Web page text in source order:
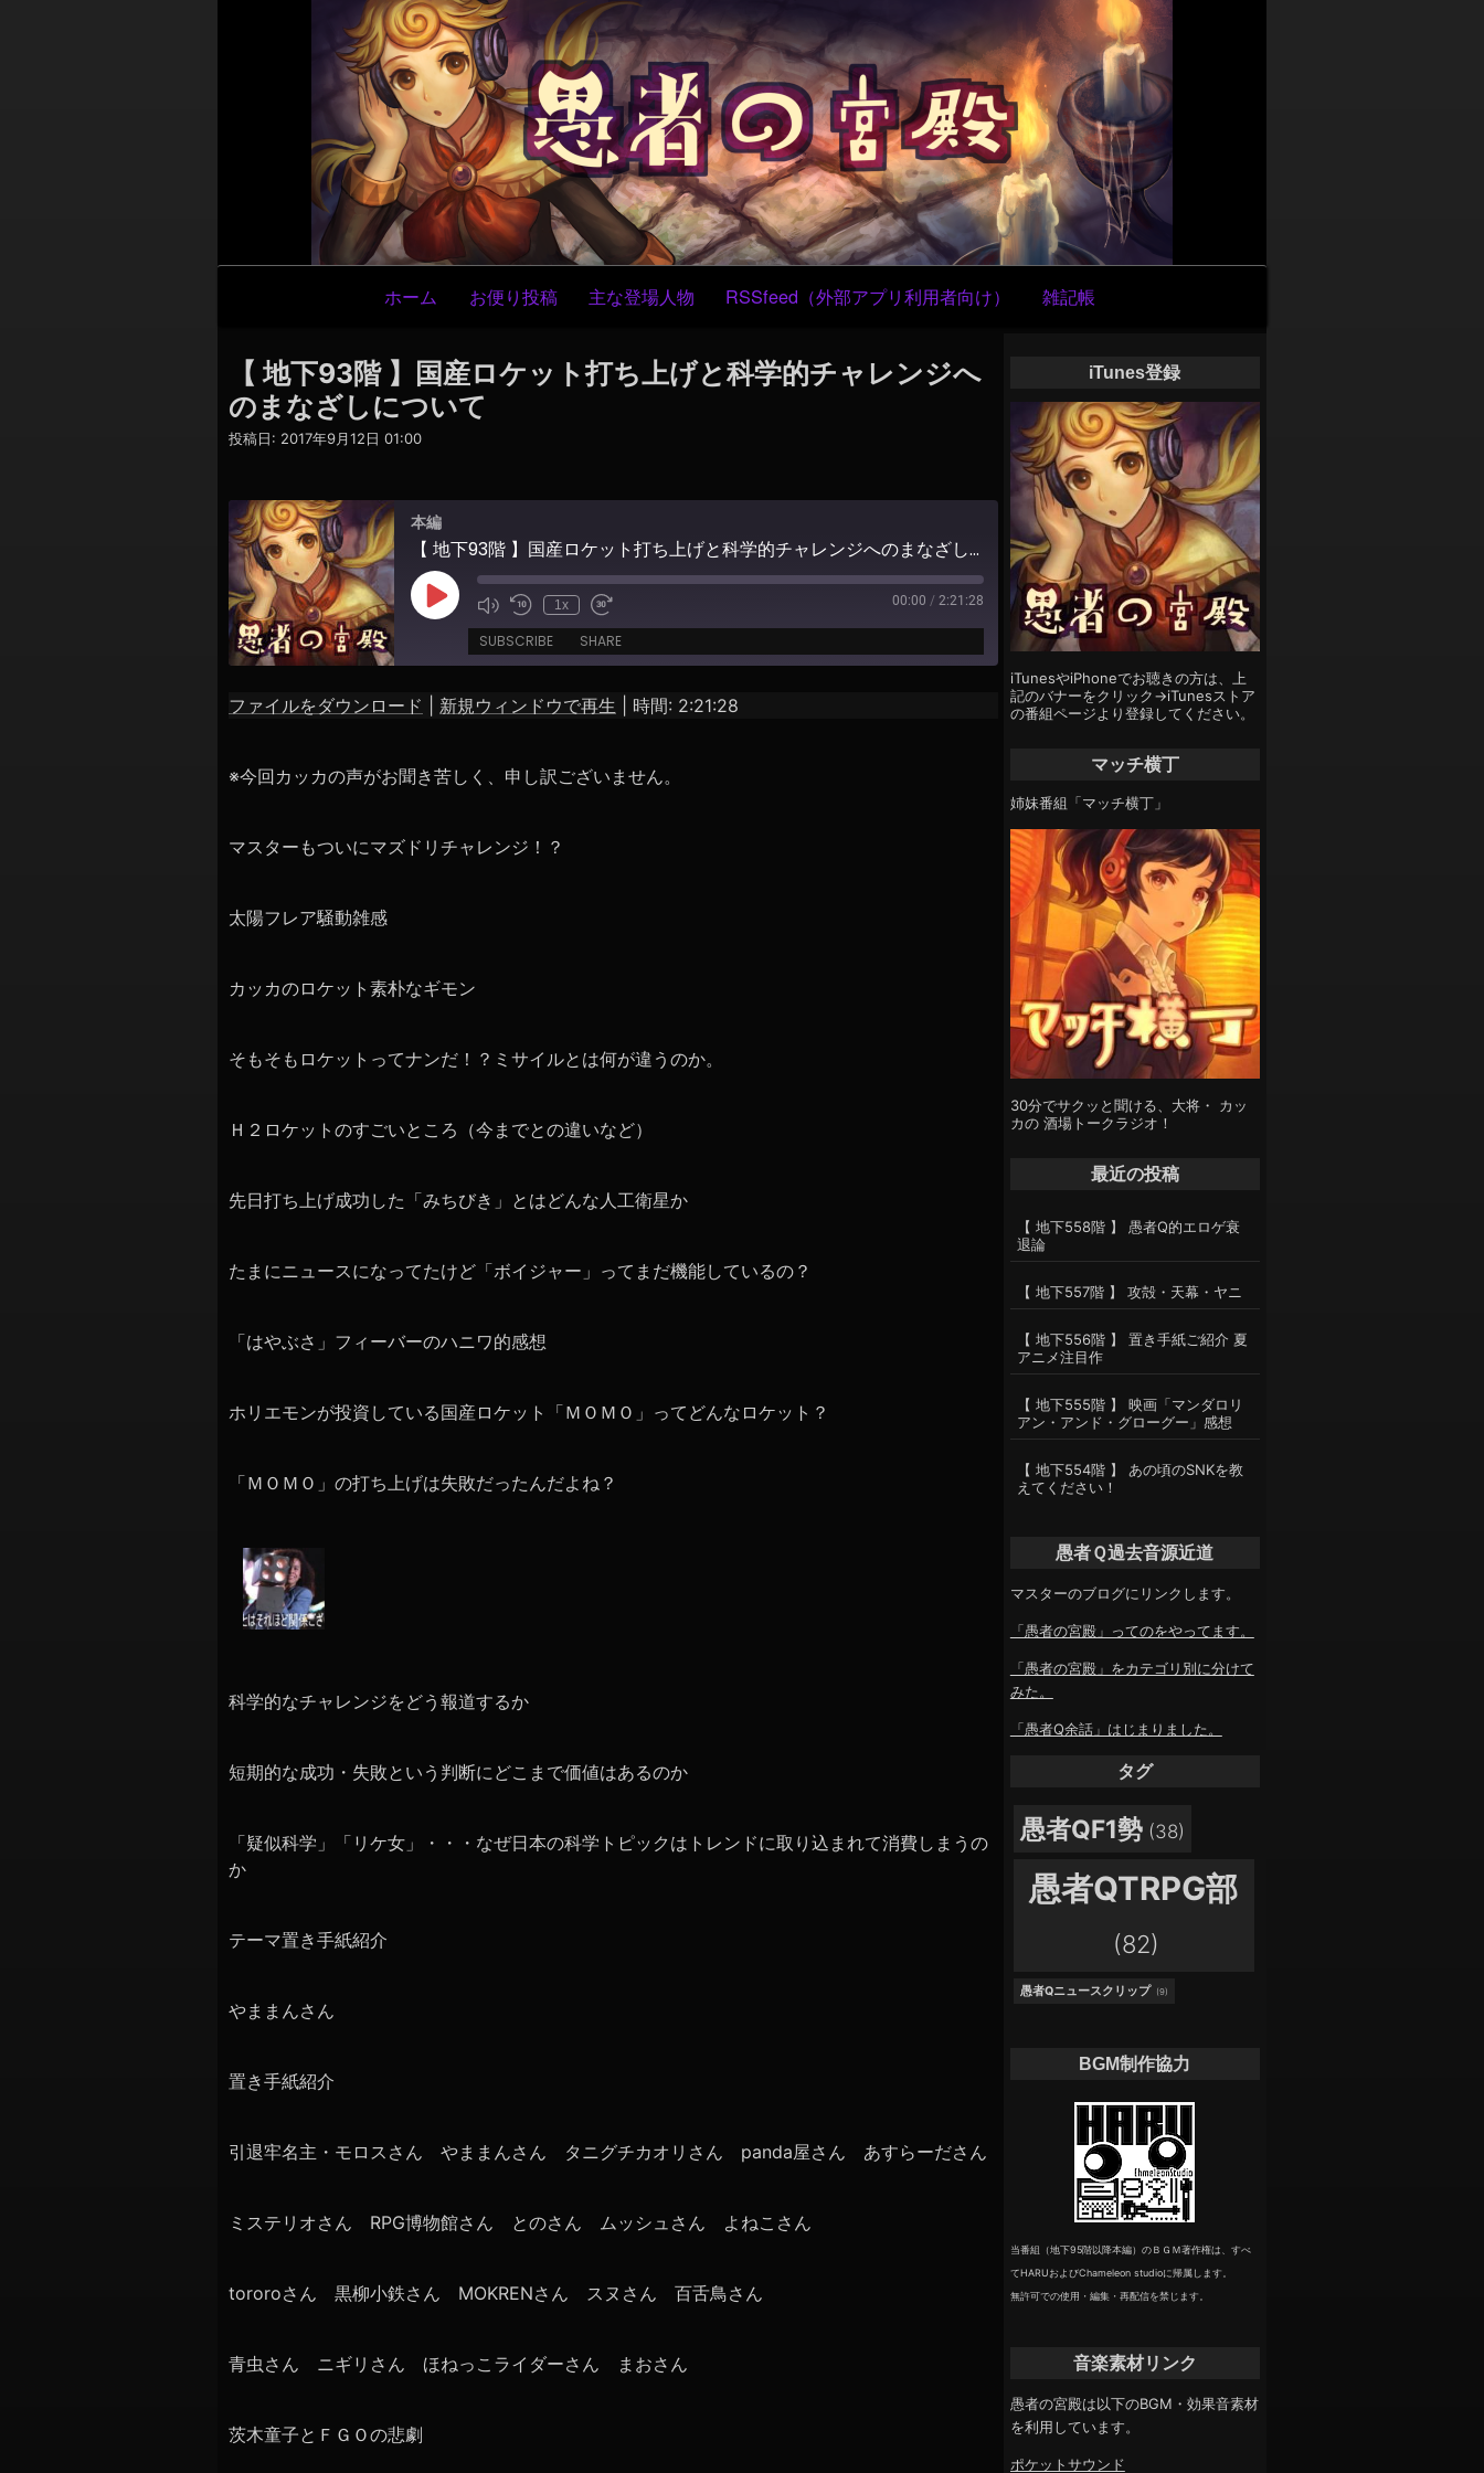
ン
テ
ン
ツ
へ
ス
キ
ッ
プ
ビ
ゲ
シ
ョ
ン
ホーム お便り投稿 主な登場人物 RSSfeed（外部アプリ利用者向け） 雑記帳
【 地下93階 】国産ロケット打ち上げと科学的チャレンジへ
のまなざしについて
投稿日: 2017年9月12日 01:00
本編
【 地下93階 】国産ロケット打ち上げと科学的チャレンジへのまなざしについて
Play
Episode
1x 00:00 / 2:21:28
SUBSCRIBE SHARE
SHARE
LINK
ファイルをダウンロード 新規ウィンドウで再生 時間: 2:21:28
※今回カッカの声がお聞き苦しく、申し訳ございません。
マスターもついにマズドリチャレンジ！？
太陽フレア騒動雑感
カッカのロケット素朴なギモン
そもそもロケットってナンだ！？ミサイルとは何が違うのか。
Ｈ２ロケットのすごいところ（今までとの違いなど）
先日打ち上げ成功した「みちびき」とはどんな人工衛星か
たまにニュースになってたけど「ボイジャー」ってまだ機能しているの？
「はやぶさ」フィーバーのハニワ的感想
ホリエモンが投資している国産ロケット「ＭＯＭＯ」ってどんなロケット？
「ＭＯＭＯ」の打ち上げは失敗だったんだよね？
科学的なチャレンジをどう報道するか
短期的な成功・失敗という判断にどこまで価値はあるのか
「疑似科学」「リケ女」・・・なぜ日本の科学トピックはトレンドに取り込まれて消費しまうの
か
テーマ置き手紙紹介
やままんさん
置き手紙紹介
引退牢名主・モロスさん やままんさん タニグチカオリさん panda屋さん あすらーださん
ミステリオさん RPG博物館さん とのさん ムッシュさん よねこさん
tororoさん 黒柳小鉄さん MOKRENさん スヌさん 百舌鳥さん
青虫さん ニギリさん ほねっこライダーさん まおさん
茨木童子とＦＧＯの悲劇
iTunes登録
iTunesやiPhoneでお聴きの方は、上
記のバナーをクリック→iTunesストア
の番組ページより登録してください。
マッチ横丁
姉妹番組「マッチ横丁」
30分でサクッと聞ける、大将・ カッ
カの 酒場トークラジオ！
最近の投稿
【 地下558階 】 愚者Q的エロゲ衰
退論
【 地下557階 】 攻殻・天幕・ヤニ
【 地下556階 】 置き手紙ご紹介 夏
アニメ注目作
【 地下555階 】 映画「マンダロリ
アン・アンド・グローグー」感想
【 地下554階 】 あの頃のSNKを教
えてください！
愚者Ｑ過去音源近道
マスターのブログにリンクします。
「愚者の宮殿」ってのをやってます。
「愚者の宮殿」をカテゴリ別に分けて
みた。
「愚者Q余話」はじまりました。
タグ
愚者QF1勢 (38)
愚者QTRPG部
(82)
愚者Qニュースクリップ (9)
BGM制作協力
当番組（地下95階以降本編）のＢＧＭ著作権は、すべ
てHARUおよびChameleon studioに帰属します。
無許可での使用・編集・再配信を禁じます。
音楽素材リンク
愚者の宮殿は以下のBGM・効果音素材
を利用しています。
ポケットサウンド